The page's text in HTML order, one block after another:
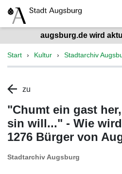
augsburg.de wird
Start Kultur Stadtarchiv
zu
"Chumt ein gast
sin will..." - Wie
1276 Bürger von
Stadtarchiv Augsburg